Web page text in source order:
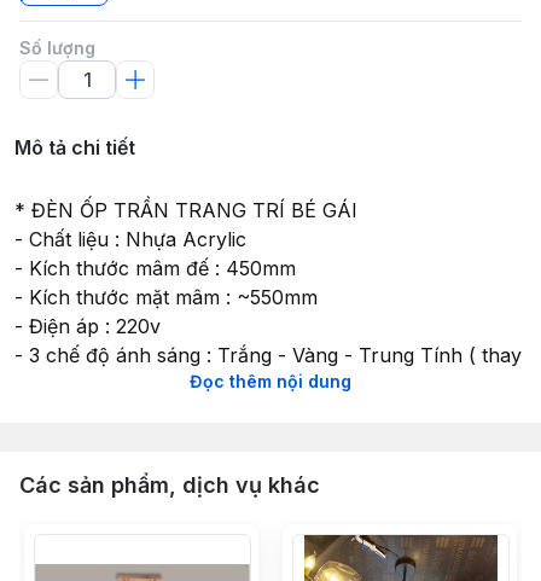
Số lượng
Mô tả chi tiết
* ĐÈN ỐP TRẦN TRANG TRÍ BÉ GÁI
- Chất liệu : Nhựa Acrylic
- Kích thước mâm đế : 450mm
- Kích thước mặt mâm : ~550mm
- Điện áp : 220v
- 3 chế độ ánh sáng : Trắng - Vàng - Trung Tính ( thay
đổi sau mỗi lần bật tắt )
* Phù hợp với nhiều không gian lắp đặt :
Đọc thêm nội dung
Các sản phẩm, dịch vụ khác